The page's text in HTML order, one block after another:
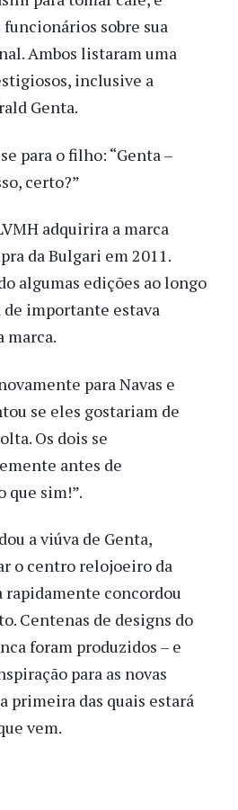
sobre sua
Ambos listaram uma
inclusive a
Genta.
para o filho: “Genta –
certo?”
adquirira a marca
da Bulgari em 2011.
algumas edições ao longo
de importante estava
marca.
para Navas e
se eles gostariam de
Os dois se
antes de
que sim!”.
a viúva de Genta,
o centro relojoeiro da
rapidamente concordou
Centenas de designs do
foram produzidos – e
para as novas
primeira das quais estará
vem.